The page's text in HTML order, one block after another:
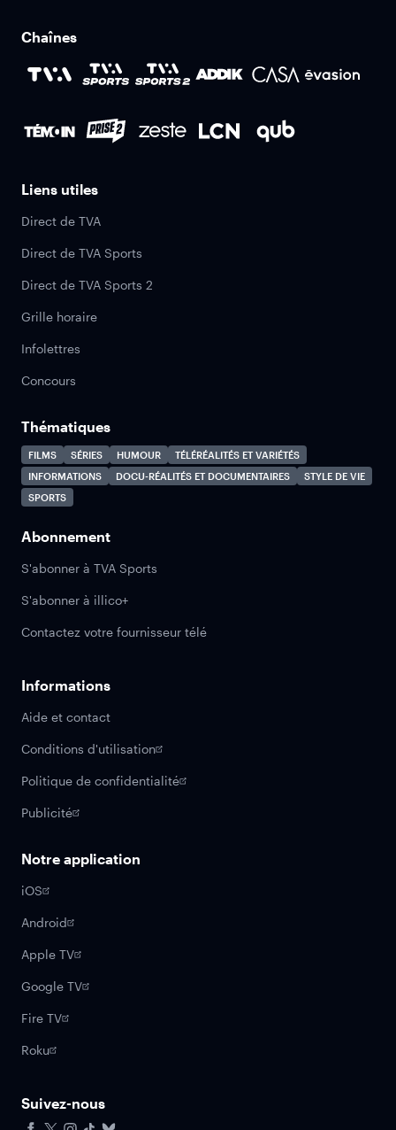
Chaînes
Liens utiles
Direct de TVA
Direct de TVA Sports
Direct de TVA Sports 2
Grille horaire
Infolettres
Concours
Thématiques
FILMS SÉRIES HUMOUR
TÉLÉRÉALITÉS ET VARIÉTÉS
INFORMATIONS
DOCU-RÉALITÉS ET DOCUMENTAIRES
STYLE DE VIE
SPORTS
Abonnement
S'abonner à TVA Sports
S'abonner à illico+
Contactez votre fournisseur télé
Informations
Aide et contact
Conditions d'utilisation
Politique de confidentialité
Publicité
Notre application
iOS
Android
Apple TV
Google TV
Fire TV
Roku
Suivez-nous